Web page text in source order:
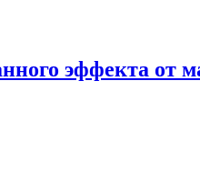
эффекта от